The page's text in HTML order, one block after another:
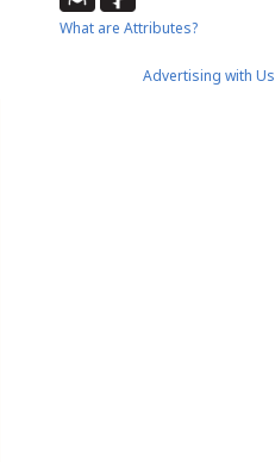
What are Attributes?
Advertising with Us